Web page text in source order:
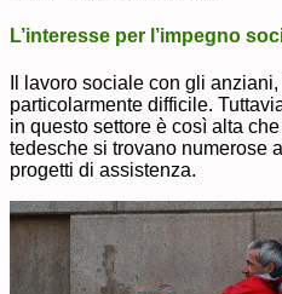
L’interesse per l’impegno
Il lavoro sociale con gli
particolarmente difficile.
in questo settore è così alta
tedesche si trovano numerose
progetti di assistenza.